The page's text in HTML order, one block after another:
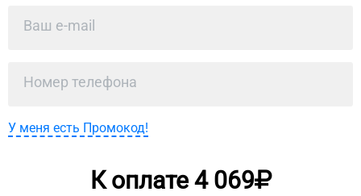
У меня есть Промокод!
К оплате 4 069